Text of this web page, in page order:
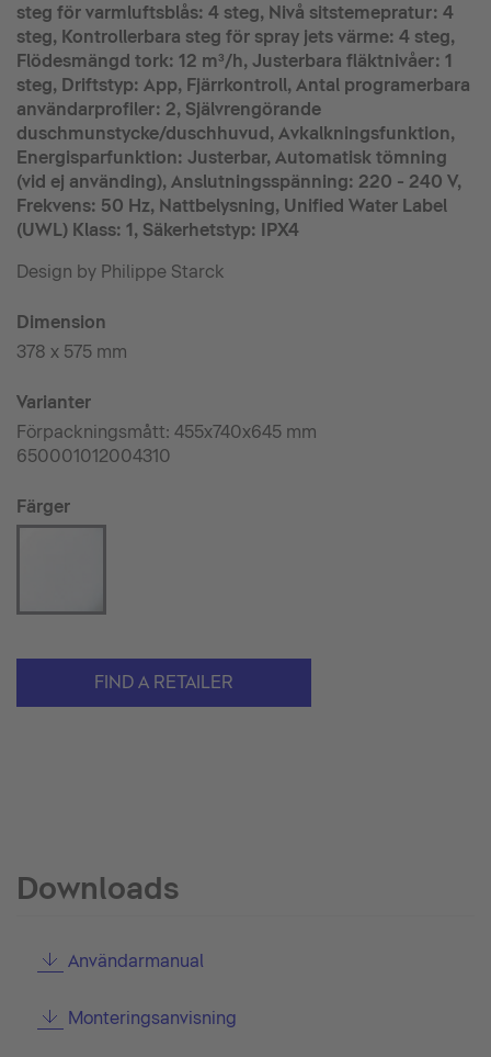
steg för varmluftsblås: 4 steg, Nivå sitstemepratur: 4
steg, Kontrollerbara steg för spray jets värme: 4 steg,
Flödesmängd tork: 12 m³/h, Justerbara fläktnivåer: 1
steg, Driftstyp: App, Fjärrkontroll, Antal programerbara
användarprofiler: 2, Självrengörande
duschmunstycke/duschhuvud, Avkalkningsfunktion,
Energisparfunktion: Justerbar, Automatisk tömning
(vid ej använding), Anslutningsspänning: 220 - 240 V,
Frekvens: 50 Hz, Nattbelysning, Unified Water Label
(UWL) Klass: 1, Säkerhetstyp: IPX4
Design by Philippe Starck
Dimension
378 x 575 mm
Varianter
Förpackningsmått: 455x740x645 mm
650001012004310
Färger
FIND A RETAILER
Downloads
Användarmanual
Monteringsanvisning